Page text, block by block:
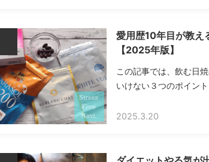
愛用歴10年目が教え
【2025年版】
この記事では、飲む日
いけない３つのポイン
2025.3.20